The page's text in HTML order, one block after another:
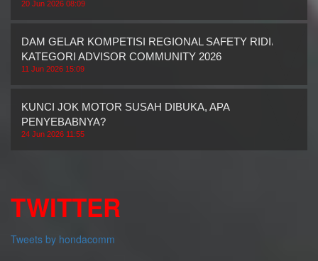
20 Jun 2026 08:09
DAM GELAR KOMPETISI REGIONAL SAFETY RIDING
KATEGORI ADVISOR COMMUNITY 2026
11 Jun 2026 15:09
KUNCI JOK MOTOR SUSAH DIBUKA, APA
PENYEBABNYA?
24 Jun 2026 11:55
TWITTER
Tweets by hondacomm